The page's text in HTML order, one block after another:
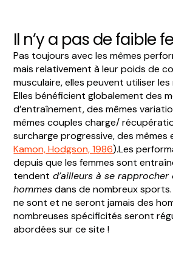
Il n’y a pas de faible
Pas toujours avec les mêmes
mais relativement à leur poids de
musculaire, elles peuvent utiliser
Elles bénéficient globalement des
d’entraînement, des mêmes
mêmes couples charge/
surcharge progressive, des mêmes
Kamon, Hodgson, 1986).Les
depuis que les femmes sont
tendent d’ailleurs à se
hommesdans de nombreux sports.
ne sont et ne seront jamais des
nombreuses spécificités seront
abordées sur ce site !